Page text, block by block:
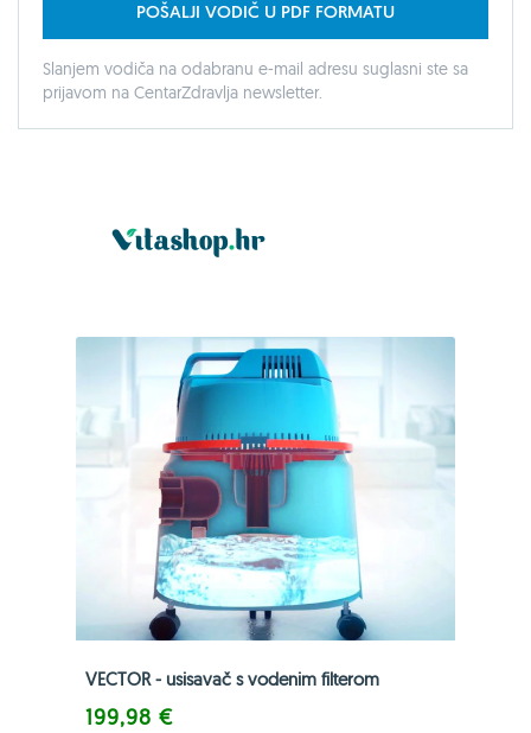
POŠALJI VODIČ U PDF FORMATU
Slanjem vodiča na odabranu e-mail adresu suglasni ste sa
prijavom na CentarZdravlja newsletter.
VECTOR - usisavač s vodenim filterom
199,98 €